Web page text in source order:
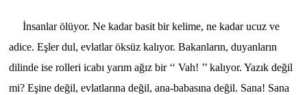
İnsanlar ölüyor. Ne kadar basit bir kelime, ne kadar ucuz ve
adice. Eşler dul, evlatlar öksüz kalıyor. Bakanların, duyanların
dilinde ise rolleri icabı yarım ağız bir ‘‘ Vah! ’’ kalıyor. Yazık değil
mi? Eşine değil, evlatlarına değil, ana-babasına değil. Sana! Sana